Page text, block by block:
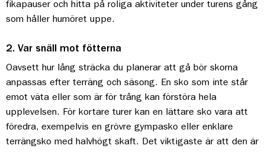
fikapauser och hitta på roliga aktiviteter under turens gång
som håller humöret uppe.
2. Var snäll mot fötterna
Oavsett hur lång sträcka du planerar att gå bör skorna
anpassas efter terräng och säsong. En sko som inte står
emot väta eller som är för trång kan förstöra hela
upplevelsen. För kortare turer kan en lättare sko vara att
föredra, exempelvis en grövre gympasko eller enklare
terrängsko med halvhögt skaft. Det viktigaste är att den är